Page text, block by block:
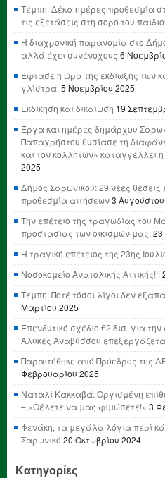
Τέμπη: Δέκα ημέρες προθεσμία
τις εξετάσεις στη σορό του
Η διαχρονική παρανομία στο
αλλά έχει συνένοχους 6
Έφτασε η ώρα της εκδίωξης των
γλίστρα.5 Νοεμβρίου 2025
Εκδίκηση και δικαίωση 19
Έργα και ημέρες δημάρχου
Παπαχρήστου θυσίασε τη
και τον κολλητών» καταγγέλλει η
2025
Δήμος Σαρωνικού: 29 νέες θέσεις
προθεσμία αιτήσεων3
Την επέτειο της τραγωδίας του
προστασίας των οικισμών μας;23
Η τραγική επέτειος της 23ης
Νοσοκομείο Ανατολικής Αττικής!!!
Τέμπη: Ποτέ τόσοι λίγοι δεν
Μαρτίου 2025
Επενδυτικό σχέδιο €2 δισ. για
Αλυκές Αναβύσσου
Παραιτήθηκε από Πρόεδρος της
Φεβρουαρίου 2025
Ναταλί Κακκαβά: Οργισμένη
– «Θέλετε να μας φιμώσετε!» 3
Φενάκη, τα μεγάλα λόγια περί
Σαρωνικό 20 Οκτωβρίου 2024
Κατηγορίες